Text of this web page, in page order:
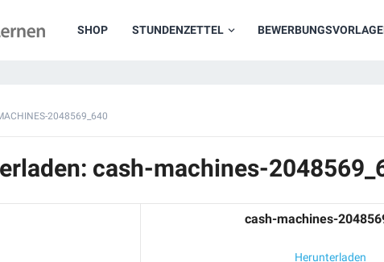
SHOP STUNDENZETTEL
2048569_640
cash-machines-
cash-machines-
Herunterladen